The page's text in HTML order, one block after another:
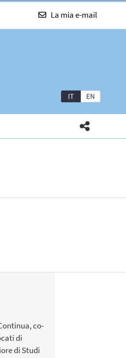
La mia e-mail
IT EN
co-
di
di Studi